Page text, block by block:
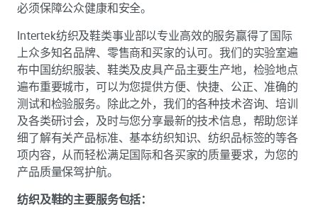
必须保障公众健康和安全。
Intertek纺织及鞋类事业部以专业高效的服务赢得了国际
上众多知名品牌、零售商和买家的认可。我们的实验室遍
布中国纺织服装、鞋类及皮具产品主要生产地，检验地点
遍布重要城市，可以为您提供方便、快捷、公正、准确的
测试和检验服务。除此之外，我们的各种技术咨询、培训
及各类研讨会，及时与您分享最新的技术信息，帮助您详
细了解有关产品标准、基本纺织知识、纺织品标签的等各
项内容，从而轻松满足国际和各买家的质量要求，为您的
产品质量保驾护航。
纺织及鞋的主要服务包括：